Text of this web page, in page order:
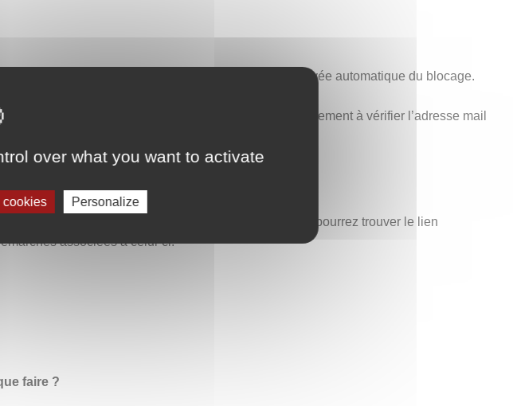
over what you want to activate
cookies Personalize
compte. Un délai de 30 minutes est nécessaire à la levée automatique du blocage.
de votre mot de passe (voir ci-dessus). Pensez également à vérifier l’adresse mail
que celle-ci ne contient aucune erreur.
personnelles. C’est également ici que vous pourrez trouver le lien
associées à celui-ci.
faire ?